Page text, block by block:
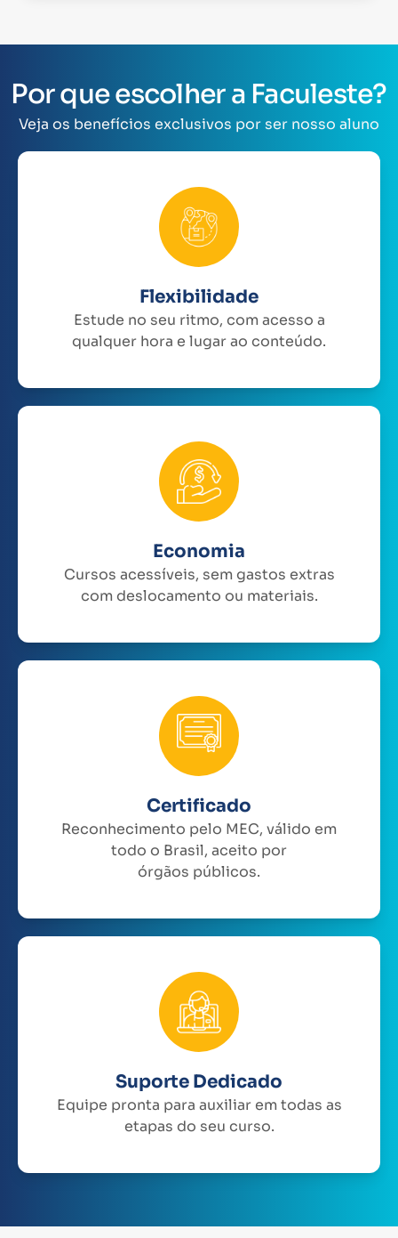
Por que escolher a Faculeste?
Veja os benefícios exclusivos por ser nosso aluno
Flexibilidade
Estude no seu ritmo, com acesso a
qualquer hora e lugar ao conteúdo.
Economia
Cursos acessíveis, sem gastos extras
com deslocamento ou materiais.
Certificado
Reconhecimento pelo MEC, válido em
todo o Brasil, aceito por
órgãos públicos.
Suporte Dedicado
Equipe pronta para auxiliar em todas as
etapas do seu curso.